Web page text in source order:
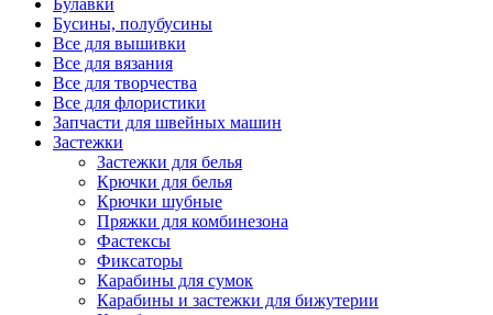
Бусины, полубусины
Все для вышивки
Все для вязания
Все для творчества
Все для флористики
Запчасти для швейных машин
Застежки
Застежки для белья
Крючки для белья
Крючки шубные
Пряжки для комбинезона
Фастексы
Фиксаторы
Карабины для сумок
Карабины и застежки для бижутерии